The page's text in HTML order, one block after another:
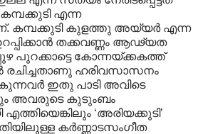
എന്ന
കമ്പക്കുടി കുളത്തു അയ്യർ എന്ന
തക്കവണ്ണം ആഢ്യത
പുറക്കാട്ടെ കോന്നയ്ക്കകത്ത്
രചിച്ചതാണു ഹരിവസാസനം
ഇതു പാടി അവിടെ
അവരുടെ കുടുംബം
‘അരിയക്കുടി’
കർണ്ണാടസംഗീത